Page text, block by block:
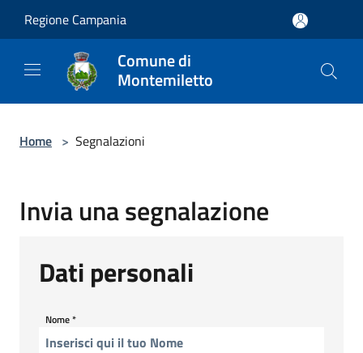
Regione Campania
Comune di
Montemiletto
Home > Segnalazioni
Invia una segnalazione
Dati personali
Nome*